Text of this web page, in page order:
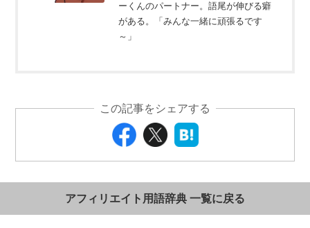
ーくんのパートナー。語尾が伸びる癖
がある。「みんな一緒に頑張るです
～」
この記事をシェアする
アフィリエイト用語辞典 一覧に戻る